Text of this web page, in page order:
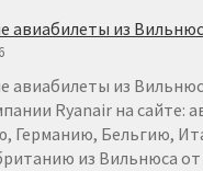
НА
ИЗ
ВАРШАВЫ
ОТ
€
авиабилеты из
авиабилеты из
Ryanair на сайте:
Германию, Бельгию,
из Вильнюса от